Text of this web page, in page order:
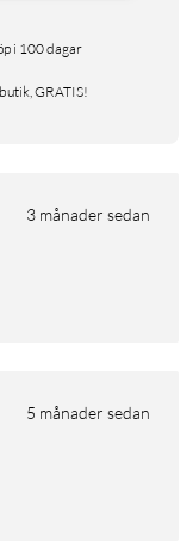
i 100 dagar
GRATIS!
3 månader sedan
5 månader sedan